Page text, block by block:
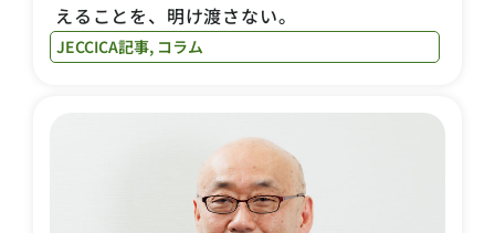
えることを、明け渡さない。
JECCICA記事, コラム